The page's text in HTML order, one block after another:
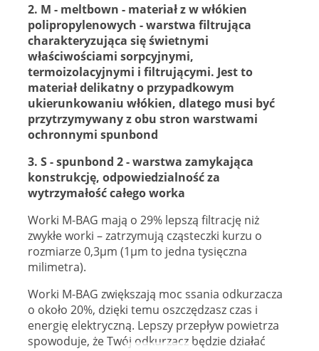
2. M - meltbown - materiał z w włókien
polipropylenowych - warstwa filtrująca
charakteryzująca się świetnymi
właściwościami sorpcyjnymi,
termoizolacyjnymi i filtrującymi. Jest to
materiał delikatny o przypadkowym
ukierunkowaniu włókien, dlatego musi być
przytrzymywany z obu stron warstwami
ochronnymi spunbond
3. S - spunbond 2 - warstwa zamykająca
konstrukcję, odpowiedzialność za
wytrzymałość całego worka
Worki M-BAG mają o 29% lepszą filtrację niż
zwykłe worki – zatrzymują cząsteczki kurzu o
rozmiarze 0,3µm (1µm to jedna tysięczna
milimetra).
Worki M-BAG zwiększają moc ssania odkurzacza
o około 20%, dzięki temu oszczędzasz czas i
energię elektryczną. Lepszy przepływ powietrza
spowoduje, że Twój odkurzacz będzie działać